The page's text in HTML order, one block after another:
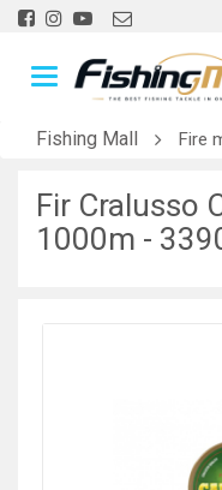
Fishing Mall Fire
Fir Cralusso
1000m -